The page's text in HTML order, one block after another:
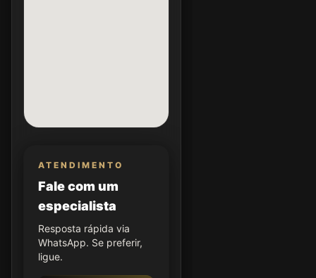
ATENDIMENTO
Fale com um
especialista
Resposta rápida via
WhatsApp. Se preferir,
ligue.